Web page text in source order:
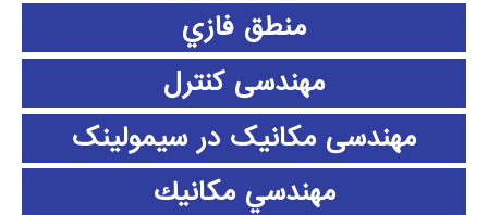
منطق فازي
مهندسی کنترل
مهندسی مکانیک در سیمولینک
مهندسي مكانيك